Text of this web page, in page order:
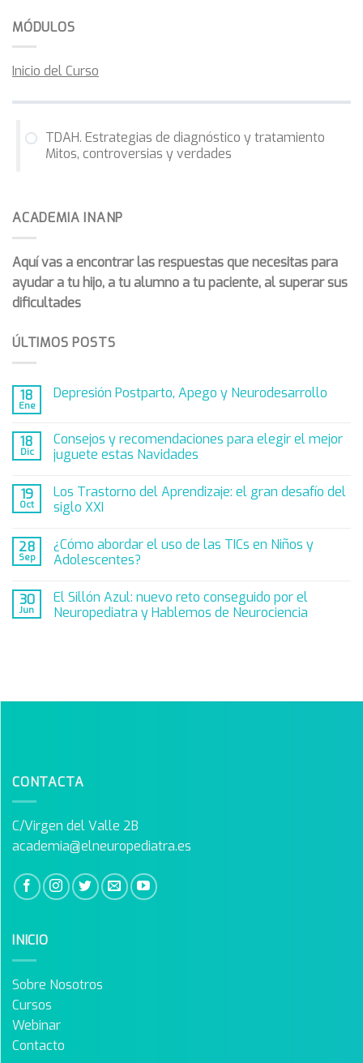
MÓDULOS
Inicio del Curso
TDAH. Estrategias de diagnóstico y tratamiento
Mitos, controversias y verdades
ACADEMIA INANP
Aquí vas a encontrar las respuestas que necesitas para
ayudar a tu hijo, a tu alumno a tu paciente, al superar sus
dificultades
ÚLTIMOS POSTS
18
Ene
Depresión Postparto, Apego y Neurodesarrollo
18
Dic
Consejos y recomendaciones para elegir el mejor
juguete estas Navidades
19
Oct
Los Trastorno del Aprendizaje: el gran desafío del
siglo XXI
28
Sep
¿Cómo abordar el uso de las TICs en Niños y
Adolescentes?
30
Jun
El Sillón Azul: nuevo reto conseguido por el
Neuropediatra y Hablemos de Neurociencia
CONTACTA
C/Virgen del Valle 2B
academia@elneuropediatra.es
INICIO
Sobre Nosotros
Cursos
Webinar
Contacto